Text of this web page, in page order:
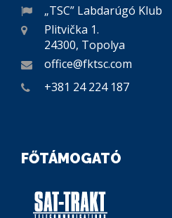
„TSC” Labdarúgó Klub
Plitvička 1.
24300, Topolya
office@fktsc.com
+381 24 224 187
FŐTÁMOGATÓ